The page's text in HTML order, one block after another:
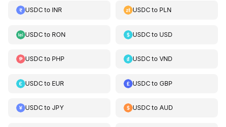
USDCto INR USDCtoPLN
USDCto RON USDCtoUSD
USDCto PHP USDCtoVND
USDCto EUR USDCtoGBP
USDCto JPY USDCtoAUD